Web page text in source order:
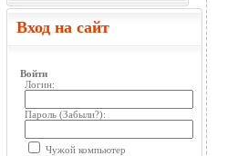
Вход на сайт
Войти
Логин:
Пароль (Забыли?):
Чужой компьютер